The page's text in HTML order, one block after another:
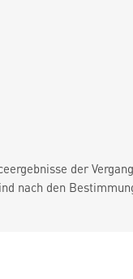
der
nach den